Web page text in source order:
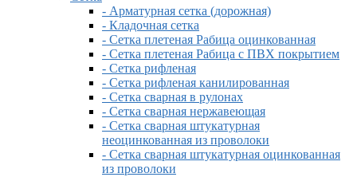
- Арматурная сетка (дорожная)
- Кладочная сетка
- Сетка плетеная Рабица оцинкованная
- Сетка плетеная Рабица с ПВХ покрытием
- Сетка рифленая
- Сетка рифленая канилированная
- Сетка сварная в рулонах
- Сетка сварная нержавеющая
- Сетка сварная штукатурная
неоцинкованная из проволоки
- Сетка сварная штукатурная оцинкованная
из проволоки